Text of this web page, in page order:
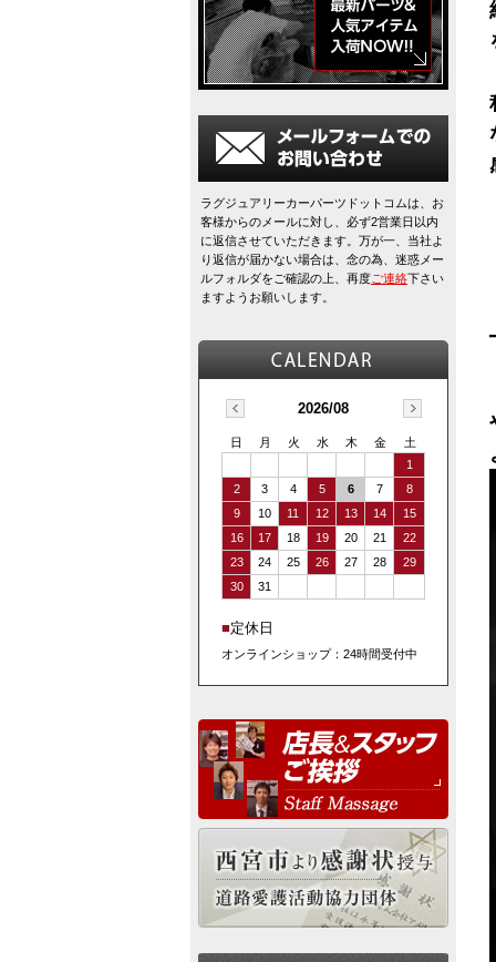
ラグジュアリーカーパーツドットコムは、お
客様からのメールに対し、必ず2営業日以内
に返信させていただきます。万が一、当社よ
り返信が届かない場合は、念の為、迷惑メー
ルフォルダをご確認の上、再度ご連絡下さい
ますようお願いします。
2026/08
日 月 火 水 木 金
土
1
2
3 4 5 6 7
8
9
10 11 12 13 14
15
16
17 18 19 20 21
22
23
24 25 26 27 28
29
30
31
■定休日
オンラインショップ：24時間受付中